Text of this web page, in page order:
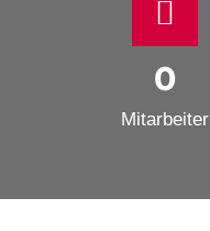
0
Mitarbeiter